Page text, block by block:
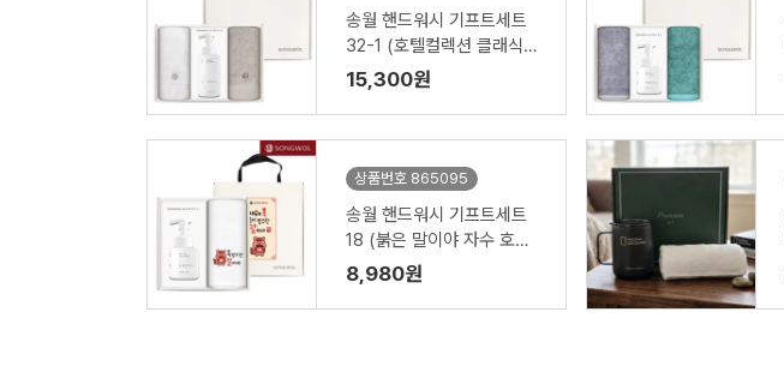
송월 핸드워시 기프트세트
32-1 (호텔컬렉션 클래식1
50g 2P + 생활공작소500
ml 1P)
15,300원
상품번호 865095
송월 핸드워시 기프트세트
18 (붉은 말이야 자수 호텔
수건 150g 1P + 생활공작
소250ml 1P)
8,980원